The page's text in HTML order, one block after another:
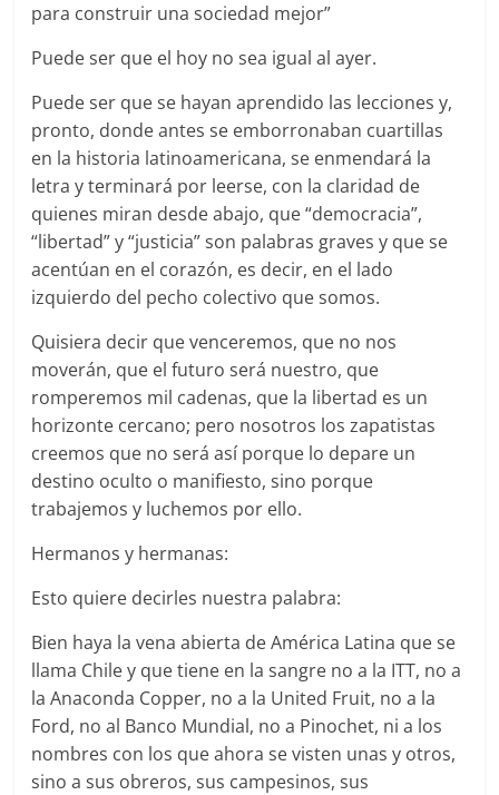
para construir una sociedad mejor”
Puede ser que el hoy no sea igual al ayer.
Puede ser que se hayan aprendido las lecciones y,
pronto, donde antes se emborronaban cuartillas
en la historia latinoamericana, se enmendará la
letra y terminará por leerse, con la claridad de
quienes miran desde abajo, que “democracia”,
“libertad” y “justicia” son palabras graves y que se
acentúan en el corazón, es decir, en el lado
izquierdo del pecho colectivo que somos.
Quisiera decir que venceremos, que no nos
moverán, que el futuro será nuestro, que
romperemos mil cadenas, que la libertad es un
horizonte cercano; pero nosotros los zapatistas
creemos que no será así porque lo depare un
destino oculto o manifiesto, sino porque
trabajemos y luchemos por ello.
Hermanos y hermanas:
Esto quiere decirles nuestra palabra:
Bien haya la vena abierta de América Latina que se
llama Chile y que tiene en la sangre no a la ITT, no a
la Anaconda Copper, no a la United Fruit, no a la
Ford, no al Banco Mundial, no a Pinochet, ni a los
nombres con los que ahora se visten unas y otros,
sino a sus obreros, sus campesinos, sus